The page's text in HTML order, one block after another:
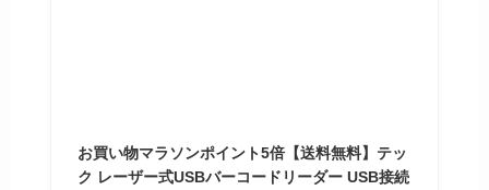
お買い物マラソンポイント5倍【送料無料】テッ
ク レーザー式USBバーコードリーダー USB接続